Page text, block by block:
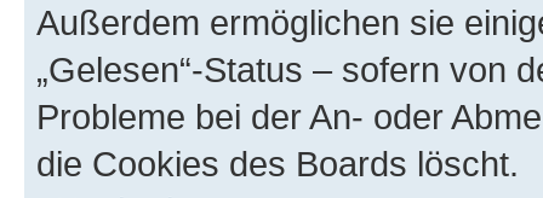
Außerdem ermöglichen sie
„Gelesen“-Status – sofern von
Probleme bei der An- oder
die Cookies des Boards löscht.